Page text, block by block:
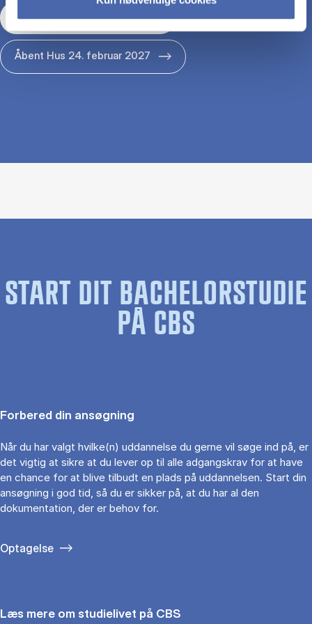
Åbent Hus 29. januar 2027
Åbent Hus 24. februar 2027
START DIT BACHELORSTUDIE
PÅ CBS
Forbered din ansøgning
Når du har valgt hvilke(n) uddannelse du gerne vil søge ind på, er
det vigtig at sikre at du lever op til alle adgangskrav for at have
en chance for at blive tilbudt en plads på uddannelsen. Start din
ansøgning i god tid, så du er sikker på, at du har al den
dokumentation, der er behov for.
Optagelse
Læs mere om studielivet på CBS